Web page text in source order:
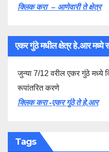
क्लिक करा – आणेवारी ते क्षेत्र
एकर गुंठे मधील क्षेत्र हे.आर मध्ये
जुन्या 7/12 वरील एकर गुंठे मध्ये
रूपांतरित करणे
क्लिक करा -एकर गुंठे ते हे.आर
Tags